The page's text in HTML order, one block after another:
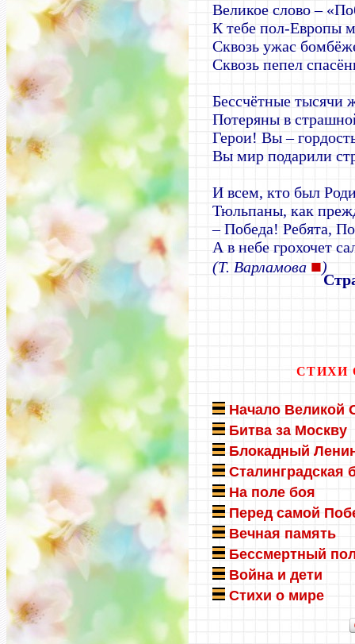
Великое слово –
К тебе пол-Европы
Сквозь ужас
Сквозь пепел
Бессчётные тысячи
Потеряны в
Герои! Вы –
Вы мир подарили
И всем, кто был
Тюльпаны, как
– Победа! Ребята,
А в небе грохочет
(Т. Варламова ■)
СТИХИ
Начало Великой
Битва за Москву
Блокадный
Сталинградская
На поле боя
Перед самой
Вечная память
Бессмертный
Война и дети
Стихи о мире